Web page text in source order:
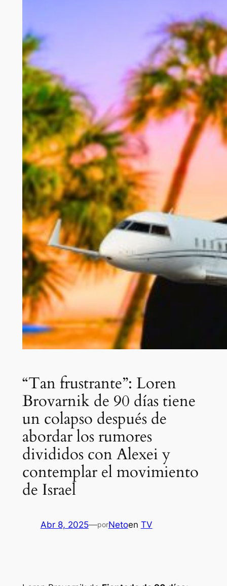
“Tan frustrante”: Loren
Brovarnik de 90 días tiene
un colapso después de
abordar los rumores
divididos con Alexei y
contemplar el movimiento
de Israel
Abr 8, 2025—porNetoen TV